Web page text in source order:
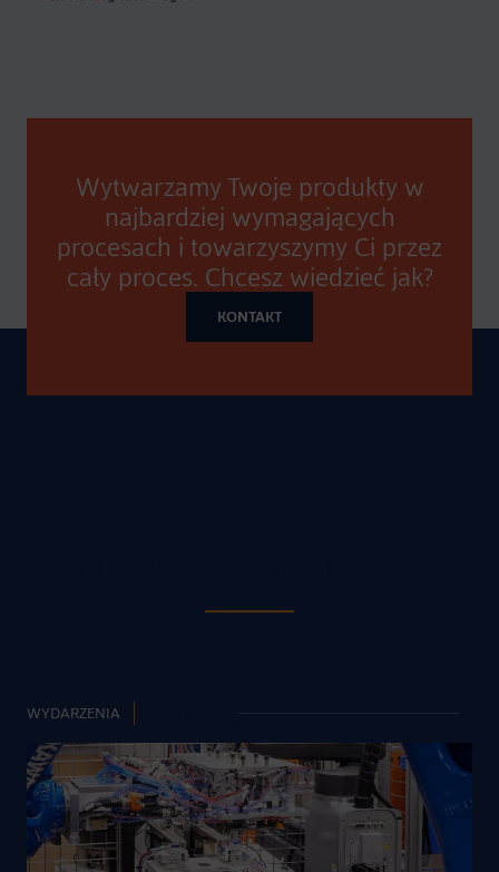
Wytwarzamy Twoje produkty w
najbardziej wymagających
procesach i towarzyszymy Ci przez
cały proces. Chcesz wiedzieć jak?
KONTAKT
WYDARZENIA